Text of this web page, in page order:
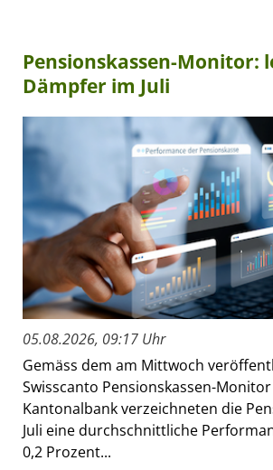
Pensionskassen-Monitor:
Dämpfer im Juli
05.08.2026, 09:17 Uhr
Gemäss dem am Mittwoch
Swisscanto Pensionskassen-
Kantonalbank verzeichneten die
Juli eine durchschnittliche
0,2 Prozent...